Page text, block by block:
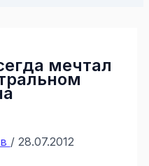
мечтал
/ 28.07.2012